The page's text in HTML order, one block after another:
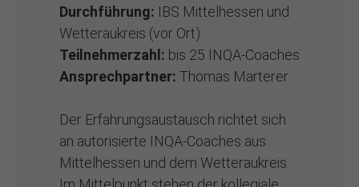
Durchführung: IBS Mittelhessen und
Wetteraukreis (vor Ort)
Teilnehmerzahl: bis 25 INQA-Coaches
Ansprechpartner: Thomas Marterer
Der Erfahrungsaustausch richtet sich
an autorisierte INQA-Coaches aus
Mittelhessen und dem Wetteraukreis.